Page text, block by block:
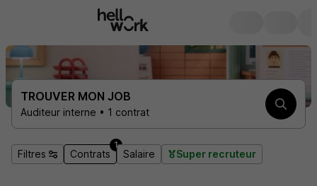
TROUVER MON JOB
Auditeur interne • 1 contrat
Filtres Contrats
1
Salaire Super recruteur